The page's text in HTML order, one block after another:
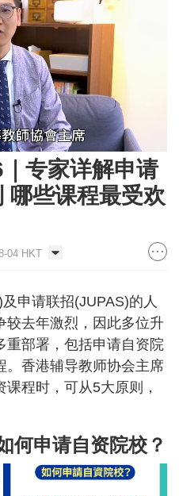
专家详解申请
哪些课程最受欢
04 HKT
申请联招(JUPAS)的人
较去年激烈，因此多位升
重部署，包括申请自资院
。香港辅导教师协会主席
程时，可从5大原则，
何申请自资院校？